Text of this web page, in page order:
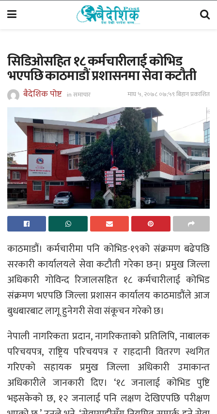
सिडिओसहित १८ कर्मचारीलाई काेभिड
भएपछि काठमाडाैं प्रशासनमा सेवा कटाैती
बैदेशिक पोष्ट inसमाचार माघ ५, २०७८ ०७;५९ बिहान प्रकाशित
काठमाडौं। कर्मचारीमा पनि कोभिड-१९को संक्रमण बढेपछि
सरकारी कार्यालयले सेवा कटौती गरेका छन्। प्रमुख जिल्ला
अधिकारी गोविन्द रिजालसहित १८ कर्मचारीलाई कोभिड
संक्रमण भएपछि जिल्ला प्रशासन कार्यालय काठमाडौंले आज
बुधबारबाट लागू हुनेगरी सेवा संकूचन गरेको छ।
नेपाली नागरिकता प्रदान, नागरिकताको प्रतिलिपि, नाबालक
परिचयपत्र, राष्ट्रिय परिचयपत्र र राहदानी वितरण स्थगित
गरिएको सहायक प्रमुख जिल्ला अधिकारी उमाकान्त
अधिकारीले जानकारी दिए। ‘१८ जनालाई कोभिड पुष्टि
भइसकेको छ, १२ जनालाई पनि लक्षण देखिएपछि परीक्षण